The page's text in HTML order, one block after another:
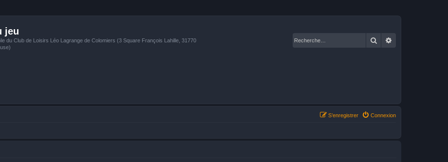
jeu
du Club de Loisirs Léo Lagrange de Colomiers (3 Square François Lahille, 31770
Rechercher
Connexion
S’enregistrer